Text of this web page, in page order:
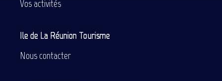
Vos activités
Ile de La Réunion Tourisme
Nous contacter